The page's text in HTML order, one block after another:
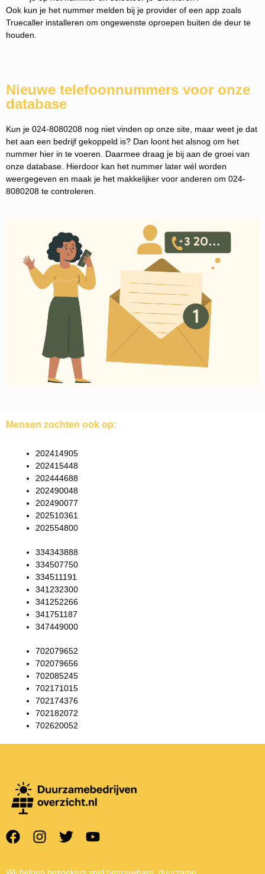
Ook kun je het nummer melden bij je provider of een app zoals
Truecaller installeren om ongewenste oproepen buiten de deur te
houden.
Nieuwe telefoonnummers voor onze
database
Kun je 024-8080208 nog niet vinden op onze site, maar weet je dat
het aan een bedrijf gekoppeld is? Dan loont het alsnog om het
nummer hier in te voeren. Daarmee draag je bij aan de groei van
onze database. Hierdoor kan het nummer later wél worden
weergegeven en maak je het makkelijker voor anderen om 024-
8080208 te controleren.
Mensen zochten ook op:
202414905
202415448
202444688
202490048
202490077
202510361
202554800
334343888
334507750
334511191
341232300
341252266
341751187
347449000
702079652
702079656
702085245
702171015
702174376
702182072
702620052